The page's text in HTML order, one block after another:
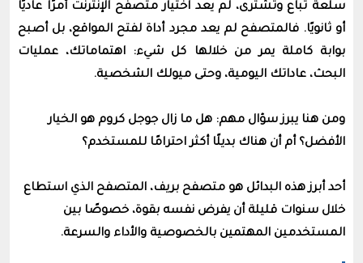
سلعة تُباع وتُشترى، لم يعد اختيار متصفح الإنترنت أمرًا عاديًا
أو ثانويًا. فالمتصفح لم يعد مجرد أداة لفتح المواقع، بل أصبح
بوابة كاملة يمر من خلالها كل شيء: اهتماماتك، عمليات
البحث، عاداتك اليومية، وحتى ميولك الشخصية.
ومن هنا يبرز سؤال مهم: هل ما زال جوجل كروم هو الخيار
الأفضل؟ أم أن هناك بديلًا أكثر احترامًا للمستخدم؟
أحد أبرز هذه البدائل هو متصفح بريف، المتصفح الذي استطاع
خلال سنوات قليلة أن يفرض نفسه بقوة، خصوصًا بين
المستخدمين المهتمين بالخصوصية والأداء والسرعة.